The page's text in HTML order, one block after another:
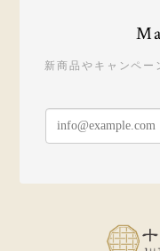
新商品やキャンペー